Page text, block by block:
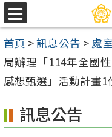
跳
至
主
要
內
區
選
單
首頁 >訊息公告 > 處
局辦理「114年全國
感想甄選」活動計畫1
訊息公告